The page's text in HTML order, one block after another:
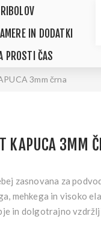
IN DODATKI
PROSTI ČAS
3mm črna
KAPUCA 3MM
zasnovana za
mehkega in visoko
in dolgotrajno